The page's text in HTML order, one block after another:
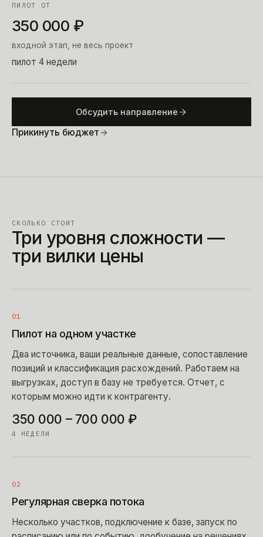
ПИЛОТ ОТ
350 000 ₽
входной этап, не весь проект
пилот 4 недели
Обсудить направление
Прикинуть бюджет
СКОЛЬКО СТОИТ
Три уровня сложности —
три вилки цены
01
Пилот на одном участке
Два источника, ваши реальные данные, сопоставление
позиций и классификация расхождений. Работаем на
выгрузках, доступ в базу не требуется. Отчет, с
которым можно идти к контрагенту.
350 000 – 700 000 ₽
4 НЕДЕЛИ
02
Регулярная сверка потока
Несколько участков, подключение к базе, запуск по